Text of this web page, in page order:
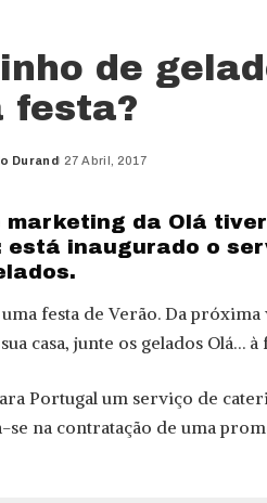
de
festa?
Durand 27 Abril, 2017
marketing da Olá
está inaugurado o
festa de Verão. Da
casa, junte os gelados Olá… à
Portugal um serviço de
se na contratação de uma